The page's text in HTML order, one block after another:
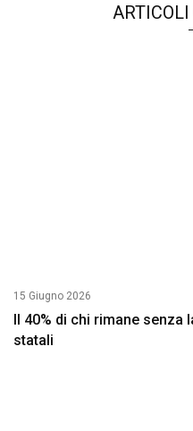
15 Giugno 2026
Il 40% di chi rimane
statali